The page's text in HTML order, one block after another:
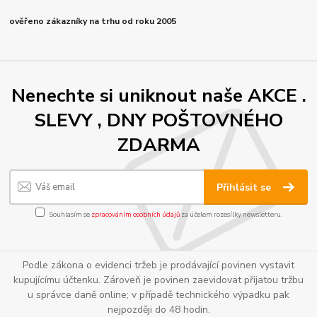
ověřeno zákazníky na trhu od roku 2005
Nenechte si uniknout naše AKCE .
SLEVY , DNY POŠTOVNÉHO
ZDARMA
Přihlásit se
Souhlasím se zpracováním osobních údajůza účelem rozesílky newsletteru.
Podle zákona o evidenci tržeb je prodávající povinen vystavit
kupujícímu účtenku. Zároveň je povinen zaevidovat přijatou tržbu
u správce daně online; v případě technického výpadku pak
nejpozději do 48 hodin.